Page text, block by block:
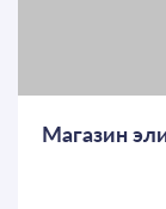
Магазин